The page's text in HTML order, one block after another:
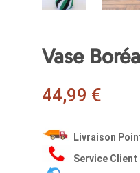
Vase
44,99 €
Livraison
Service Client